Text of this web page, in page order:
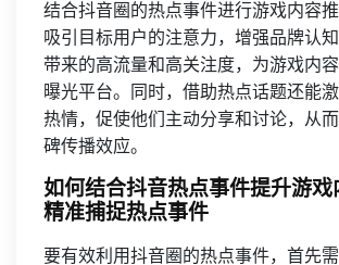
结合抖音圈的热点事件进行游戏内容
吸引目标用户的注意力，增强品牌认
带来的高流量和高关注度，为游戏内
曝光平台。同时，借助热点话题还能
热情，促使他们主动分享和讨论，从
碑传播效应。
如何结合抖音热点事件提升游戏
精准捕捉热点事件
要有效利用抖音圈的热点事件，首先